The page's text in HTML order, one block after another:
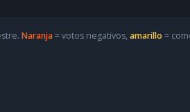
Naranja= votos negativos, amarillo =